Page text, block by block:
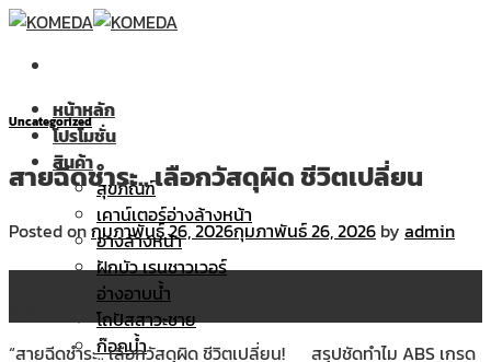
Skip
content
หน้าหลัก
โปรโมชั่น
สินค้า
สุขภัณฑ์
เคาน์เตอร์อ่างล้างหน้า
อ่างล้างหน้า
ฝักบัว เรนชาวเวอร์
อ่างอาบน้ำ
โถปัสสาวะชาย
ก๊อกน้ำ
Uncategorized
สายฉีดชำระ.. เลือกวัสดุผิด ชีวิตเปลี่ยน
Posted onกุมภาพันธ์ 26, 2026กุมภาพันธ์ 26, 2026 by admin
“สายฉีดชำระ.. เลือกวัสดุผิด ชีวิตเปลี่ยน!
สรุปชัดทำไม ABS เกรด